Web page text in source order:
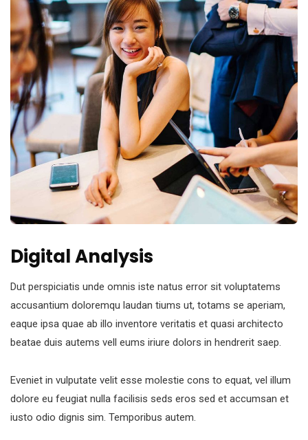
Digital Analysis
Dut perspiciatis unde omnis iste natus error sit voluptatems
accusantium doloremqu laudan tiums ut, totams se aperiam,
eaque ipsa quae ab illo inventore veritatis et quasi architecto
beatae duis autems vell eums iriure dolors in hendrerit saep.
Eveniet in vulputate velit esse molestie cons to equat, vel illum
dolore eu feugiat nulla facilisis seds eros sed et accumsan et
iusto odio dignis sim. Temporibus autem.